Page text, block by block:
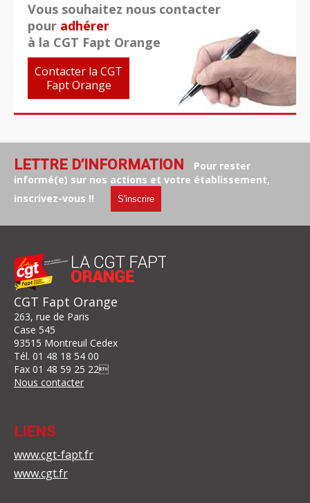
Vous souhaitez nous contacter
pour adhérer
à la CGT Fapt Orange
Contacter la CGT
Fapt Orange
LETTRE D’INFORMATION
Pour rester
informé(e) sur nos actions et votre établissement,
inscrivez-vous !!
S'inscrire
CGT Fapt Orange
263, rue de Paris
Case 545
93515 Montreuil Cedex
Tél. 01 48 18 54 00
Fax 01 48 59 25 22
Nous contacter
LIENS
www.cgt-fapt.fr
www.cgt.fr